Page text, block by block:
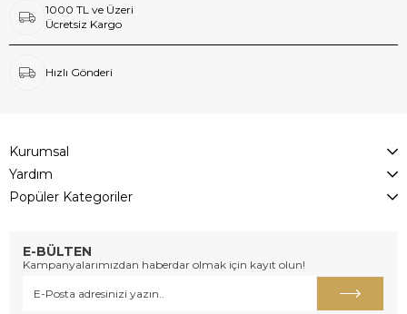
1000 TL ve Üzeri
Ücretsiz Kargo
Hızlı Gönderi
Kurumsal
Yardım
Popüler Kategoriler
E-BÜLTEN
Kampanyalarımızdan haberdar olmak için kayıt olun!